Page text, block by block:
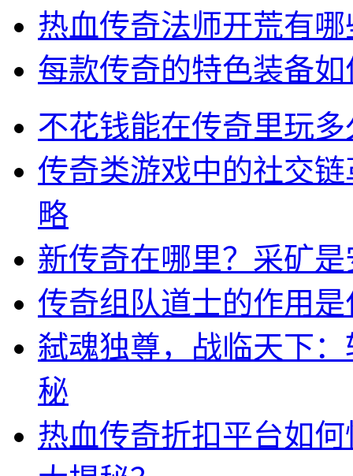
热血传奇法师开荒有
每款传奇的特色装备
不花钱能在传奇里玩多
传奇类游戏中的社交
略
新传奇在哪里？采矿
传奇组队道士的作用是
弑魂独尊，战临天下
秘
热血传奇折扣平台如